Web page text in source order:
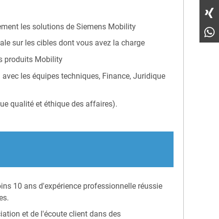
les solutions de Siemens Mobility
sur les cibles dont vous avez la charge
produits Mobility
les équipes techniques, Finance, Juridique
qualité et éthique des affaires).
10 ans d'expérience professionnelle réussie
et de l'écoute client dans des